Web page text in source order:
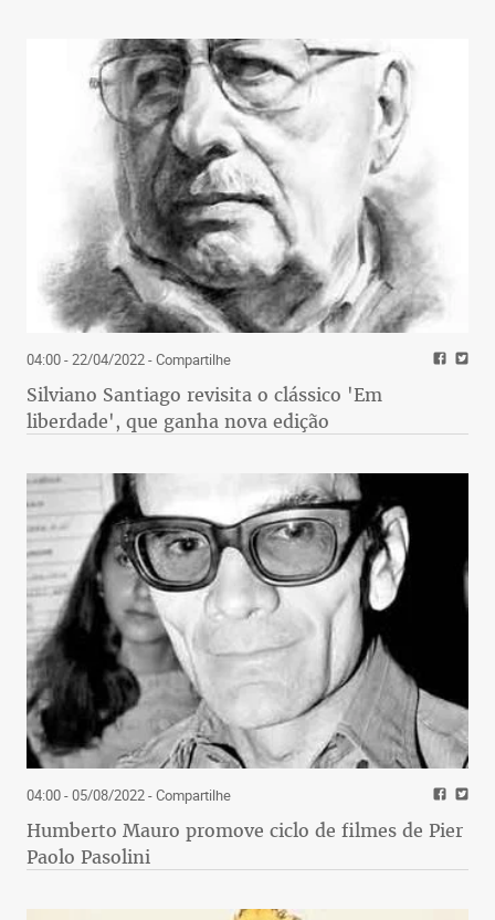
04:00 - 22/04/2022- Compartilhe
Silviano Santiago revisita o clássico 'Em
liberdade', que ganha nova edição
04:00 - 05/08/2022- Compartilhe
Humberto Mauro promove ciclo de filmes de Pier
Paolo Pasolini